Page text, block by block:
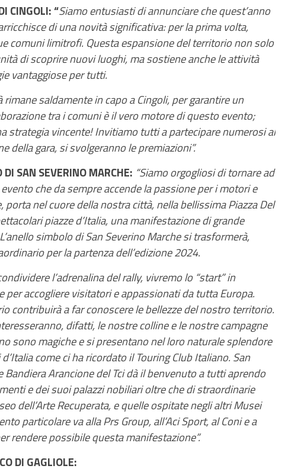
CINGOLI: “Siamo entusiasti di annunciare che quest’anno
di una novità significativa: per la prima volta,
comuni limitrofi. Questa espansione del territorio non solo
di scoprire nuovi luoghi, ma sostiene anche le attività
vantaggiose per tutti.
saldamente in capo a Cingoli, per garantire un
tra i comuni è il vero motore di questo evento;
strategia vincente! Invitiamo tutti a partecipare numerosi al
della gara, si svolgeranno le premiazioni”.
SAN SEVERINO MARCHE: “Siamo orgogliosi di tornare ad
che da sempre accende la passione per i motori e
porta nel cuore della nostra città, nella bellissima Piazza Del
piazze d’Italia, una manifestazione di grande
simbolo di San Severino Marche si trasformerà,
per la partenza dell’edizione 2024.
l’adrenalina del rally, vivremo lo “start” in
per accogliere visitatori e appassionati da tutta Europa.
contribuirà a far conoscere le bellezze del nostro territorio.
difatti, le nostre colline e le nostre campagne
sono magiche e si presentano nel loro naturale splendore
come ci ha ricordato il Touring Club Italiano. San
Bandiera Arancione del Tci dà il benvenuto a tutti aprendo
e dei suoi palazzi nobiliari oltre che di straordinarie
dell’Arte Recuperata, e quelle ospitate negli altri Musei
particolare va alla Prs Group, all’Aci Sport, al Coni e a
rendere possibile questa manifestazione”.
DI GAGLIOLE: